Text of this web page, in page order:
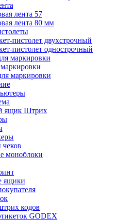
лента 57
лента 80 мм
пистолет двухстрочный
пистолет однострочный
маркировки
маркировки
ящик Штрих
моноблоки
ящики
кодов
GODEX